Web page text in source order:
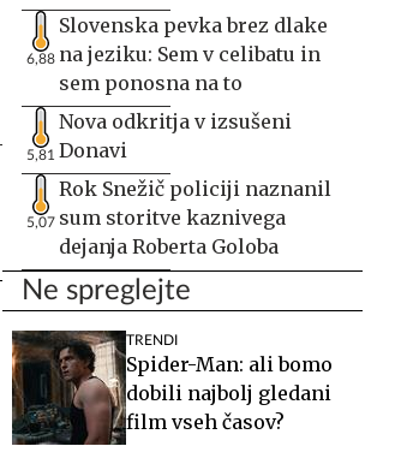
6,88
Slovenska pevka brez dlake
na jeziku: Sem v celibatu in
sem ponosna na to
5,81
Nova odkritja v izsušeni
Donavi
5,07
Rok Snežič policiji naznanil
sum storitve kaznivega
dejanja Roberta Goloba
Ne spreglejte
TRENDI
Spider-Man: ali bomo
dobili najbolj gledani
film vseh časov?